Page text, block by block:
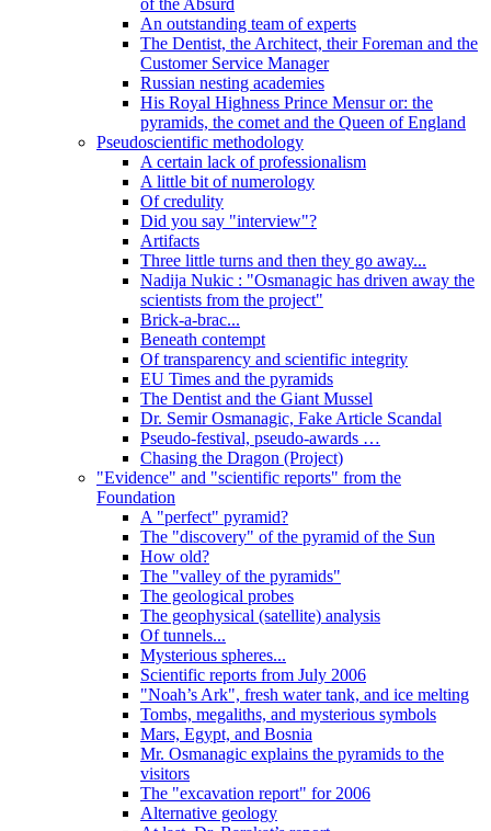
An outstanding team of experts
The Dentist, the Architect, their Foreman and the
Customer Service Manager
Russian nesting academies
His Royal Highness Prince Mensur or: the
pyramids, the comet and the Queen of England
Pseudoscientific methodology
A certain lack of professionalism
A little bit of numerology
Of credulity
Did you say "interview"?
Artifacts
Three little turns and then they go away...
Nadija Nukic : "Osmanagic has driven away the
scientists from the project"
Brick-a-brac...
Beneath contempt
Of transparency and scientific integrity
EU Times and the pyramids
The Dentist and the Giant Mussel
Dr. Semir Osmanagic, Fake Article Scandal
Pseudo-festival, pseudo-awards …
Chasing the Dragon (Project)
"Evidence" and "scientific reports" from the
Foundation
A "perfect" pyramid?
The "discovery" of the pyramid of the Sun
How old?
The "valley of the pyramids"
The geological probes
The geophysical (satellite) analysis
Of tunnels...
Mysterious spheres...
Scientific reports from July 2006
"Noah’s Ark", fresh water tank, and ice melting
Tombs, megaliths, and mysterious symbols
Mars, Egypt, and Bosnia
Mr. Osmanagic explains the pyramids to the
visitors
The "excavation report" for 2006
Alternative geology